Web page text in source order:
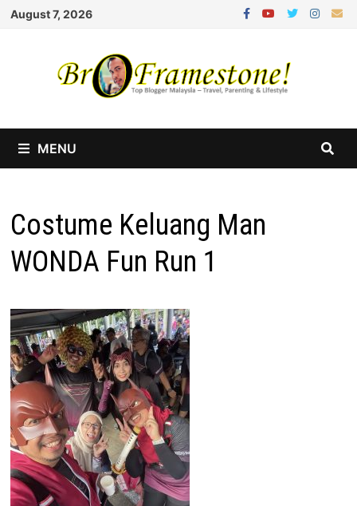
Skip
August 7, 2026
MENU
Costume Keluang Man
WONDA Fun Run 1